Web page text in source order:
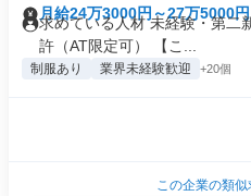
月給24万3000円～27万5000円
求めている人材 未経験・第二
許（AT限定可） 【こ...
制服あり 業界未経験歓迎 +20個
この企業の類